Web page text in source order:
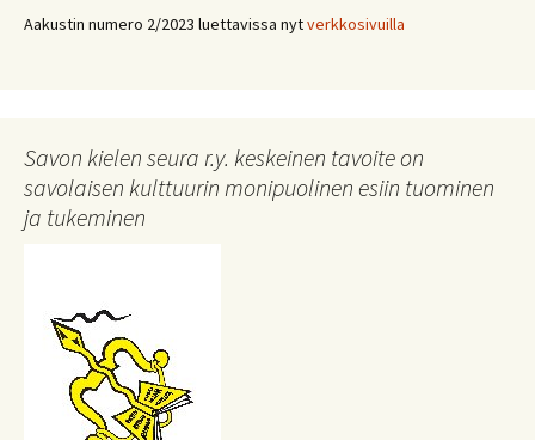
Aakustin numero 2/2023 luettavissa nytverkkosivuilla
Savon kielen seura r.y. keskeinen tavoite on
savolaisen kulttuurin monipuolinen esiin tuominen
ja tukeminen